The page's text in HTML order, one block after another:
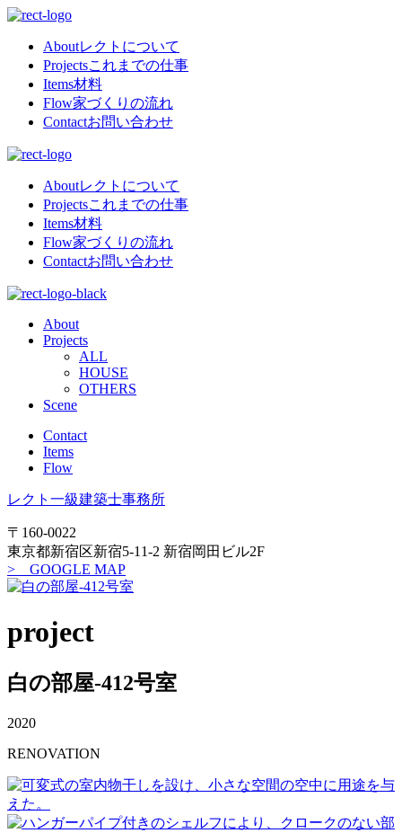
Aboutレクトについて
Projectsこれまでの仕事
Items材料
Flow家づくりの流れ
Contactお問い合わせ
Aboutレクトについて
Projectsこれまでの仕事
Items材料
Flow家づくりの流れ
Contactお問い合わせ
About
Projects
ALL
HOUSE
OTHERS
Scene
Contact
Items
Flow
レクト一級建築士事務所
〒160-0022
東京都新宿区新宿5-11-2 新宿岡田ビル2F
> GOOGLE MAP
project
白の部屋-412号室
2020
RENOVATION